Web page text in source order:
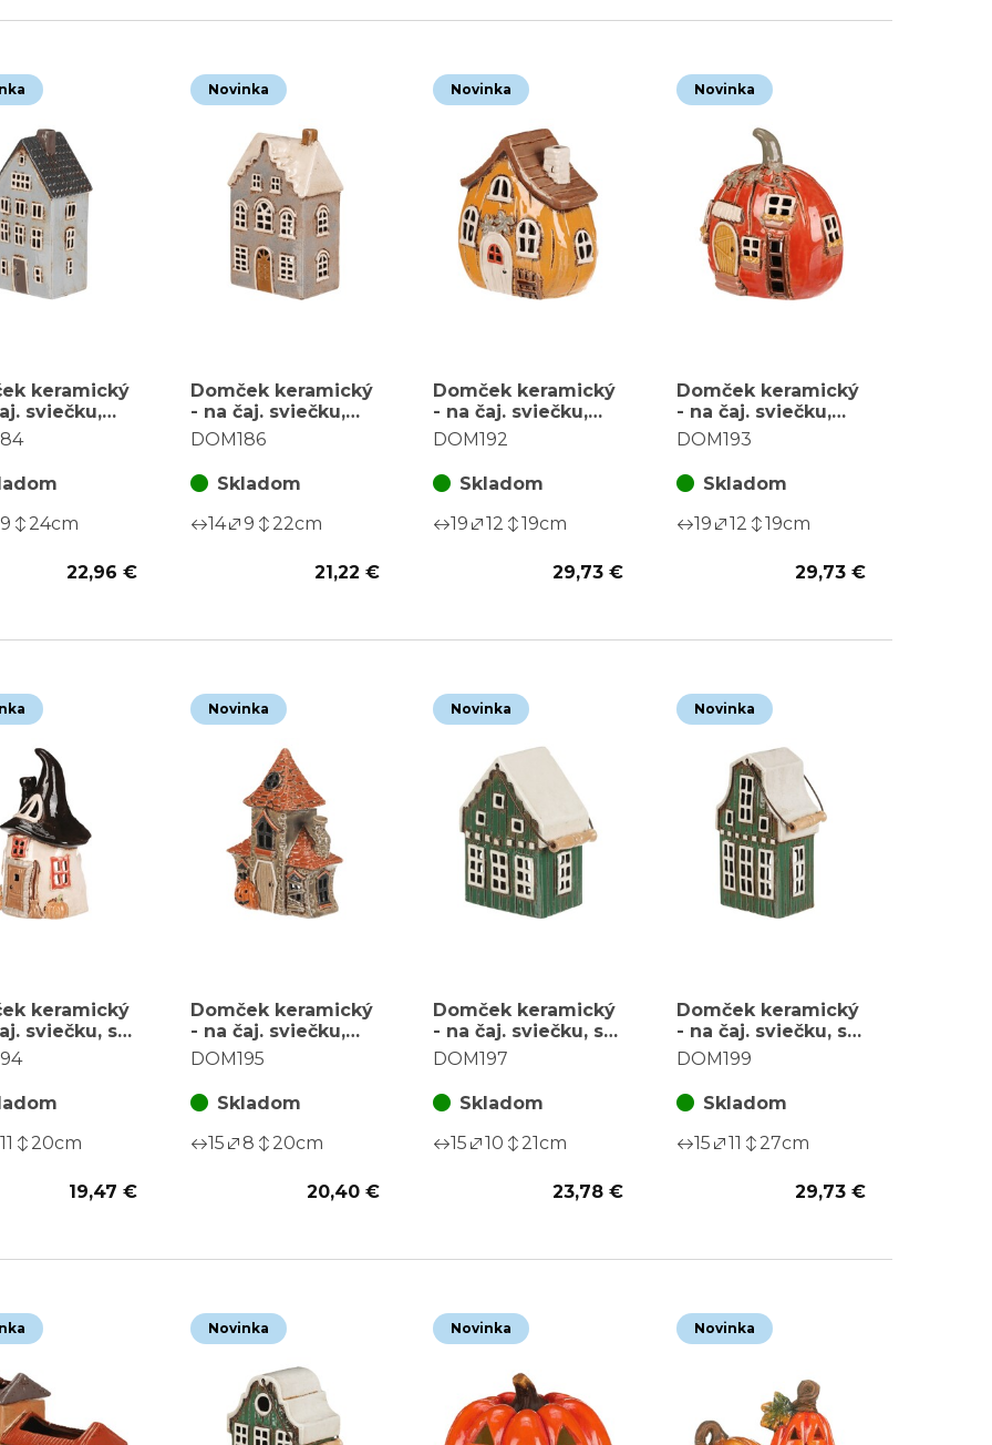
keramický
sviečku,
modrý
9 24cm
22,96 €
Novinka
Domček keramický
- na čaj. sviečku,
poschodový,
DOM186
Skladom
14
9 22cm
21,22 €
Novinka
Domček keramický
- na čaj. sviečku,
tekvica so
DOM192
Skladom
19
12 19cm
29,73 €
Novinka
Domček keramický
- na čaj. sviečku,
tekvica s vínnou
DOM193
Skladom
19
12 19cm
29,73 €
keramický
sviečku, s
11 20cm
19,47 €
Novinka
Domček keramický
- na čaj. sviečku,
kostolík s tekvicou,
DOM195
Skladom
15
8 20cm
20,40 €
Novinka
Domček keramický
- na čaj. sviečku, s
pútkom, zelený
DOM197
Skladom
15
10 21cm
23,78 €
Novinka
Domček keramický
- na čaj. sviečku, s
pútkom, zelený
DOM199
Skladom
15
11 27cm
29,73 €
Novinka Novinka Novinka